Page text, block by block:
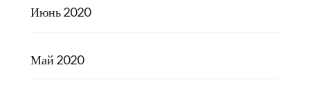
Июнь 2020
Май 2020